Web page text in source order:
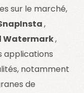
sur le marché,
,
Watermark,
applications
notamment
de